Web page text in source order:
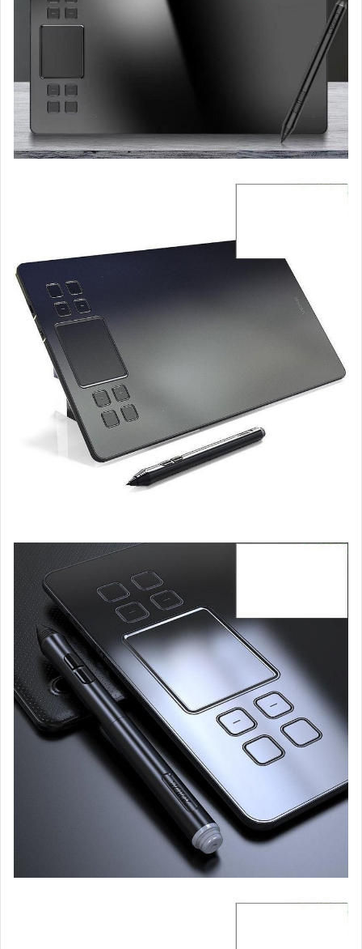
女裝與服飾配件
手錶與飾品配件
女包精品與女鞋
家電與影音視聽